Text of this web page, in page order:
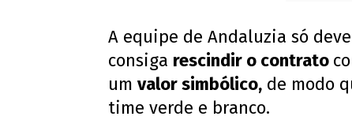
A equipe de Andaluzia só
consiga rescindir o contrato
um valor simbólico, de modo
time verde e branco.